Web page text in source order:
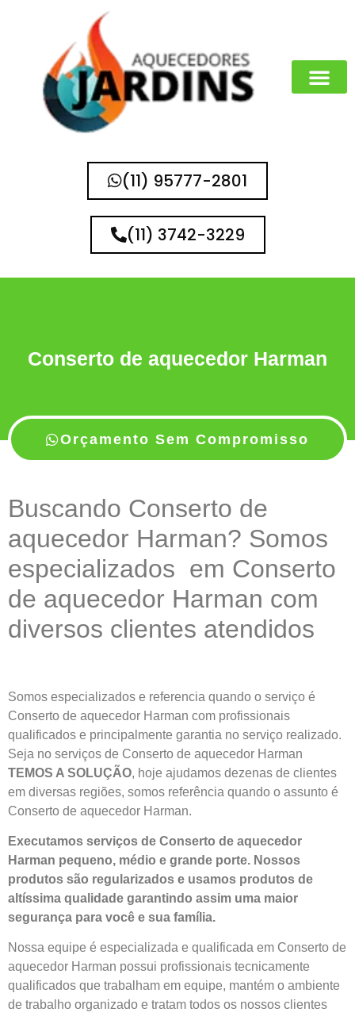
(11) 95777-2801
(11) 3742-3229
Conserto de aquecedor Harman
Orçamento Sem Compromisso
Buscando Conserto de
aquecedor Harman? Somos
especializados em Conserto
de aquecedor Harman com
diversos clientes atendidos
Somos especializados e referencia quando o serviço é
Conserto de aquecedor Harman com profissionais
qualificados e principalmente garantia no serviço realizado.
Seja no serviços de Conserto de aquecedor Harman
TEMOS A SOLUÇÃO, hoje ajudamos dezenas de clientes
em diversas regiões, somos referência quando o assunto é
Conserto de aquecedor Harman.
Executamos serviços de Conserto de aquecedor
Harman pequeno, médio e grande porte. Nossos
produtos são regularizados e usamos produtos de
altíssima qualidade garantindo assim uma maior
segurança para você e sua família.
Nossa equipe é especializada e qualificada em Conserto de
aquecedor Harman possui profissionais tecnicamente
qualificados que trabalham em equipe, mantém o ambiente
de trabalho organizado e tratam todos os nossos clientes